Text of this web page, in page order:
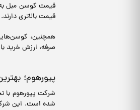
قیمت کوسن مبل به
قیمت بالاتری دارند.
همچنین،
صرفه، ارزش خرید
پیورهوم؛
شرکت پیورهوم با
شده است. این شرکت